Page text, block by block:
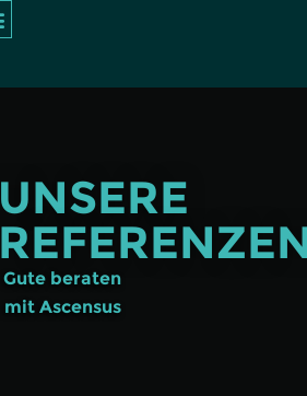
UNSERE
Gute beraten
mit Ascensus